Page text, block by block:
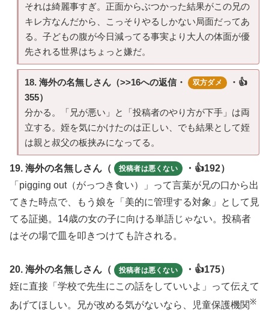
それは綺麗事すぎ。正面からぶつかった結果がこの兄の
キレ方なんだから、こっそりやるしかない局面だってあ
る。子どもの腹が今日減ってる事実より大人の体面が優
先される世界はちょっと嫌だ。
18. 海外の名無しさん（>>16への返信・ 双方ダメ
・👍
355）
分かる。「兄が悪い」と「投稿者のやり方が下手」は両
立する。姪を気にかけたのは正しい、でも結果として姪
は親と叔父の板挟みになってる。
19. 海外の名無しさん（ 投稿者は悪くない
・👍192）
「pigging out（がっつき食い）」って言葉が兄の口から出
てきた時点で、もう娘を「美的に管理する対象」として見
てる証拠。14歳の女の子に向ける単語じゃない。投稿者
はその場で皿を叩きつけても許される。
20. 海外の名無しさん（ 投稿者は悪くない
・👍175）
姪に直接「学校で先生にこの話をしていいよ」って伝えて
あげてほしい。兄が改める気がないなら、児童保護機関※